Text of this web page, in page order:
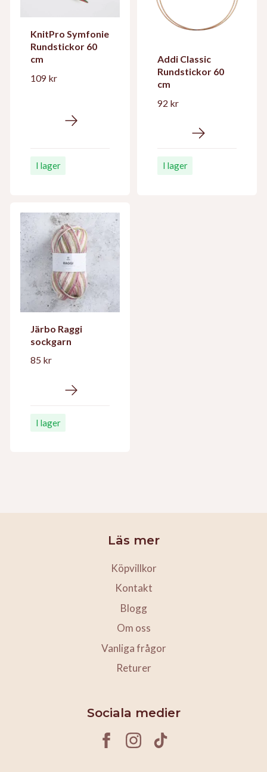
KnitPro Symfonie
Rundstickor 60
cm
109 kr
I lager
Addi Classic
Rundstickor 60
cm
92 kr
I lager
Järbo Raggi
sockgarn
85 kr
I lager
Läs mer
Köpvillkor
Kontakt
Blogg
Om oss
Vanliga frågor
Returer
Sociala medier